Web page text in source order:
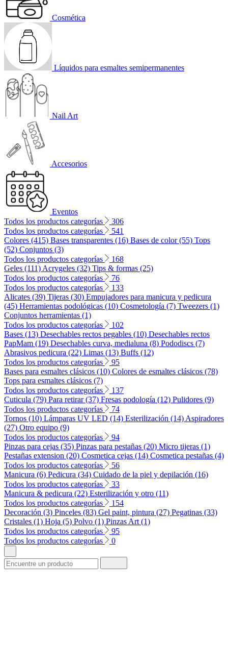
Cosmética
Líquidos para esmaltes semipermanentes
Nail Art
Accesorios
Eventos
Todos los productos categorías
306
Todos los productos categorías
541
Colores (415) Bases transparentes (16) Bases de color (55) Tops
(52) Conjuntos (3)
Todos los productos categorías
168
Geles (111) Acrygeles (32) Tips & formas (25)
Todos los productos categorías
76
Todos los productos categorías
133
Alicates (39) Tijeras (30) Empujadores para manicura y pedicura
(45) Herramientas podológicas (10) Cosmetología (7) Tweezers (1)
Conjuntos herramientas (1)
Todos los productos categorías
102
Bases (13) Desechables rectos pegables (10) Desechables rectos
PapMam (19) Desechables curva, medialuna (8) Pododiscs (7)
Abrasivos pedicura (22) Limas (13) Buffs (12)
Todos los productos categorías
95
Bases para esmaltes clásicos (10) Colores de esmaltes clásicos (78)
Tops para esmaltes clásicos (7)
Todos los productos categorías
137
Cuticula (79) Para retirar (37) Fresas podología (12) Pulidores (9)
Todos los productos categorías
74
Tornos (10) Lámparas UV LED (14) Esterilización (14) Aspiradores
(27) Otro equipo (9)
Todos los productos categorías
94
Pinzas para cejas (35) Pinzas para pestañas (20) Micro tijeras (1)
Pestañas extension (20) Cosmetica cejas (14) Cosmetica pestañas (4)
Todos los productos categorías
56
Manicura (6) Pedicura (34) Cuidado de la piel y depilación (16)
Todos los productos categorías
33
Manicura & pedicura (22) Esterilización y otro (11)
Todos los productos categorías
154
Decoración (3) Pinceles (83) Gel paint, pintura (27) Pegatinas (33)
Cristales (1) Hoja (5) Polvo (1) Pinzas Art (1)
Todos los productos categorías
95
Todos los productos categorías
0